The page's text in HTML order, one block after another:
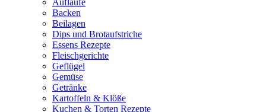
Aufläufe
Backen
Beilagen
Dips und Brotaufstriche
Essens Rezepte
Fleischgerichte
Geflügel
Gemüse
Getränke
Kartoffeln & Klöße
Kuchen & Torten Rezepte